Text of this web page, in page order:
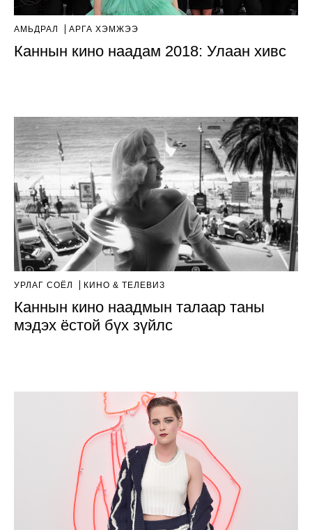
АМЬДРАЛ АРГА ХЭМЖЭЭ
Каннын кино наадам 2018: Улаан хивс
УРЛАГ СОЁЛ КИНО & ТЕЛЕВИЗ
Каннын кино наадмын талаар таны
мэдэх ёстой бүх зүйлс